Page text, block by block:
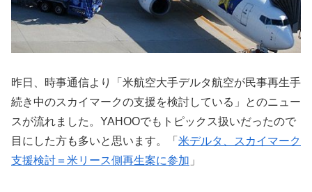
昨日、時事通信より「米航空大手デルタ航空が民事再生手
続き中のスカイマークの支援を検討している」とのニュー
スが流れました。YAHOOでもトピックス扱いだったので
目にした方も多いと思います。「 米デルタ、スカイマーク
支援検討＝米リース側再生案に参加 」